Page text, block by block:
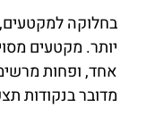
בחלוקה
יותר. מקטעים
אחד, ופחות
מדובר בנקודות